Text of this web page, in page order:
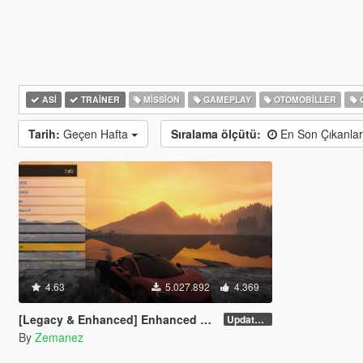
ASI TRAINER MISSION GAMEPLAY OTOMOBILLER
Tarih: Geçen Hafta Sıralama ölçütü: En Son Çıkanlar
4.63 5.027.892 4.369
[Legacy & Enhanced] Enhanced Native Trainer Update 58 - Hotfix
By Zemanez